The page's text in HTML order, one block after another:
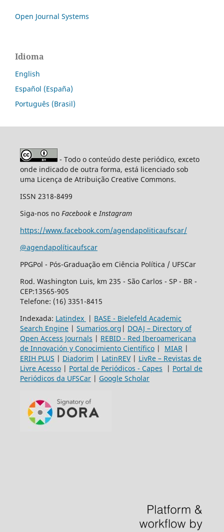
Open Journal Systems
Idioma
English
Español (España)
Português (Brasil)
- Todo o conteúdo deste periódico, exceto
onde indicado de outra forma, está licenciado sob
uma Licença de Atribuição Creative Commons.
ISSN 2318-8499
Siga-nos no Facebook e Instagram
https://www.facebook.com/agendapoliticaufscar/
@agendapolíticaufscar
PPGPol - Pós-Graduação em Ciência Política / UFSCar
Rod. Washington Luis, km 235 - São Carlos - SP - BR -
CEP:13565-905
Telefone: (16) 3351-8415
Indexada: Latindex | BASE - Bielefeld Academic
Search Engine| Sumarios.org | DOAJ – Directory of
Open Access Journals | REBID - Red Iberoamericana
de Innovación y Conocimiento Científico| MIAR |
ERIH PLUS | Diadorim | LatinREV| LivRe – Revistas de
Livre Acesso| Portal de Periódicos - Capes | Portal de
Periódicos da UFSCar| Google Scholar